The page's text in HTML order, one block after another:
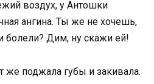
воздух, у Антошки
ангина. Ты же не хочешь,
болели? Дим, ну скажи ей!
же поджала губы и закивала.